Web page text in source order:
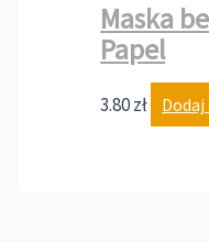
Maska
Papel
3.80zł